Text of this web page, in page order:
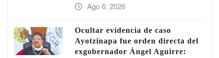
Ago 6, 2026
Ocultar evidencia de caso
Ayotzinapa fue orden directa del
exgobernador Ángel Aguirre: